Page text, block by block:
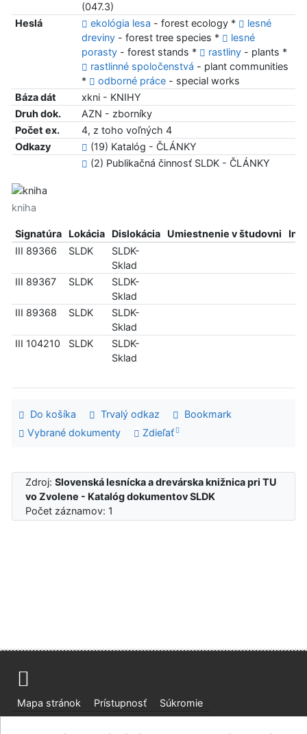
(047.3)
Heslá
ekológia lesa - forest ecology *
lesné
dreviny- forest tree species *
lesné
porasty- forest stands * rastliny- plants *
rastlinné spoločenstvá - plant communities
*
odborné práce- special works
Báza dát
xkni - KNIHY
Druh dok.
AZN - zborníky
Počet ex.
4, z toho voľných 4
Odkazy
(19) Katalóg - ČLÁNKY
(2) Publikačná činnosť SLDK - ČLÁNKY
kniha
Signatúra Lokácia Dislokácia Umiestnenie v študovni
Info
III 89366
SLDK
SLDK-
Sklad
III 89367
SLDK
SLDK-
Sklad
III 89368
SLDK
SLDK-
Sklad
III 104210
SLDK
SLDK-
Sklad
Do košíka Trvalý odkaz
Bookmark
Vybrané dokumenty
Zdieľať
Zdroj:Slovenská lesnícka a drevárska knižnica pri TU
vo Zvolene - Katalóg dokumentov SLDK
Počet záznamov: 1
Mapa stránok Prístupnosť
Súkromie